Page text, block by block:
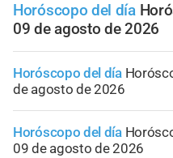
Horóscopo del día
09 de agosto de 2026
Horóscopo del día
de agosto de 2026
Horóscopo del día
09 de agosto de 2026